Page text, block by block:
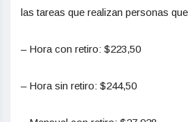
las tareas que realizan personas
– Hora con retiro: $223,50
– Hora sin retiro: $244,50